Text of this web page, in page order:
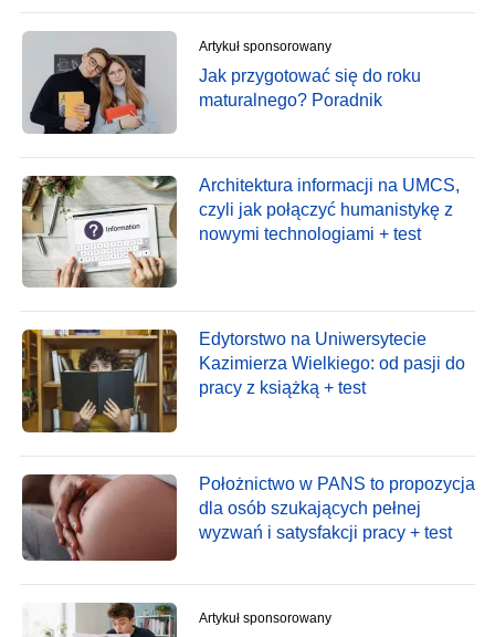
Artykuł sponsorowany
Jak przygotować się do roku
maturalnego? Poradnik
Architektura informacji na UMCS,
czyli jak połączyć humanistykę z
nowymi technologiami + test
Edytorstwo na Uniwersytecie
Kazimierza Wielkiego: od pasji do
pracy z książką + test
Położnictwo w PANS to propozycja
dla osób szukających pełnej
wyzwań i satysfakcji pracy + test
Artykuł sponsorowany